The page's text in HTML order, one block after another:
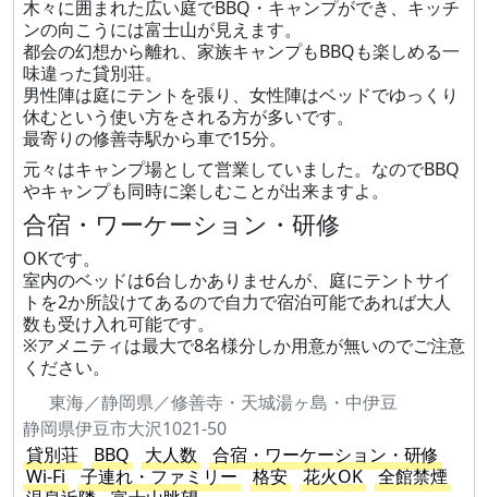
木々に囲まれた広い庭でBBQ・キャンプができ、キッチ
ンの向こうには富士山が見えます。
都会の幻想から離れ、家族キャンプもBBQも楽しめる一
味違った貸別荘。
男性陣は庭にテントを張り、女性陣はベッドでゆっくり
休むという使い方をされる方が多いです。
最寄りの修善寺駅から車で15分。
元々はキャンプ場として営業していました。なのでBBQ
やキャンプも同時に楽しむことが出来ますよ。
合宿・ワーケーション・研修
OKです。
室内のベッドは6台しかありませんが、庭にテントサイ
トを2か所設けてあるので自力で宿泊可能であれば大人
数も受け入れ可能です。
※アメニティは最大で8名様分しか用意が無いのでご注意
ください。
東海／静岡県／修善寺・天城湯ヶ島・中伊豆
静岡県伊豆市大沢1021-50
貸別荘
BBQ 大人数
合宿・ワーケーション・研修
Wi-Fi
子連れ・ファミリー 格安 花火OK
全館禁煙